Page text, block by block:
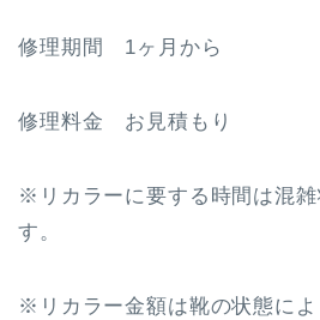
修理期間 1ヶ月から
修理料金 お見積もり
※リカラーに要する時間は混雑
す。
※リカラー金額は靴の状態によ